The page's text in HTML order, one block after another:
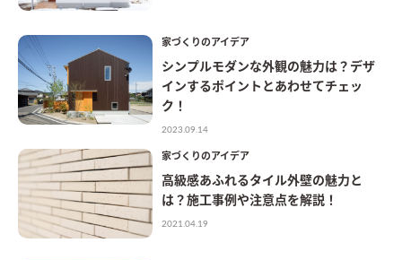
家づくりのアイデア
シンプルモダンな外観の魅力は？デザ
インするポイントとあわせてチェッ
ク！
2023.09.14
家づくりのアイデア
高級感あふれるタイル外壁の魅力と
は？施工事例や注意点を解説！
2021.04.19